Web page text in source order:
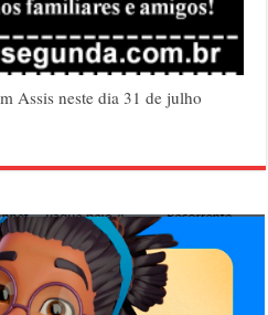
Assis neste dia 31 de julho